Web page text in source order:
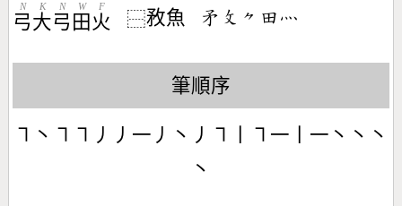
弓
N
大
K
弓
N
田
W
火
F
⿱敄魚 󶅠󶃜󶀾󶄬󶃺
筆順序
㇕丶㇕㇕丿丿一丿丶丿㇕丨㇕一丨一丶丶丶
丶